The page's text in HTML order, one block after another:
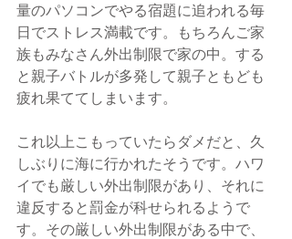
量のパソコンでやる宿題に追われる毎
日でストレス満載です。もちろんご家
族もみなさん外出制限で家の中。する
と親子バトルが多発して親子ともども
疲れ果ててしまいます。
これ以上こもっていたらダメだと、久
しぶりに海に行かれたそうです。 ハワ
イでも厳しい外出制限があり、それに
違反すると罰金が科せられるようで
す。その厳しい外出制限がある中で、